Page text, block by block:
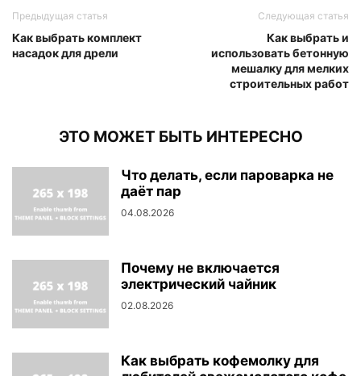
Предыдущая статья
Как выбрать комплект
насадок для дрели
Следующая статья
Как выбрать и
использовать бетонную
мешалку для мелких
строительных работ
ЭТО МОЖЕТ БЫТЬ ИНТЕРЕСНО
Что делать, если пароварка не
даёт пар
04.08.2026
Почему не включается
электрический чайник
02.08.2026
Как выбрать кофемолку для